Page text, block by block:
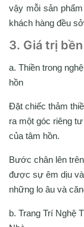
vậy mỗi sản
khách hàng đều
3. Giá trị
a. Thiền trong
hồn
Đặt chiếc thảm
ra một góc riêng
của tâm hồn.
Bước chân lên
được sự êm dịu
những lo âu và
b. Trang Trí Nghệ